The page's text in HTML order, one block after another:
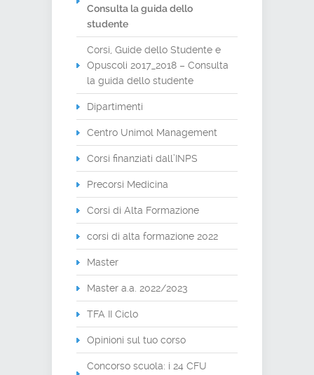
Consulta la guida dello
studente
Corsi, Guide dello Studente e
Opuscoli 2017_2018 – Consulta
la guida dello studente
Dipartimenti
Centro Unimol Management
Corsi finanziati dall’INPS
Precorsi Medicina
Corsi di Alta Formazione
corsi di alta formazione 2022
Master
Master a.a. 2022/2023
TFA II Ciclo
Opinioni sul tuo corso
Concorso scuola: i 24 CFU